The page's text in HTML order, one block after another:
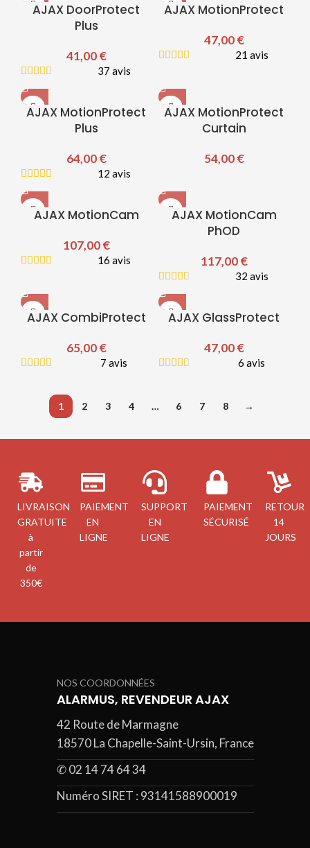
AJAX DoorProtect
Plus
41,00€
37 avis
AJAX MotionProtect
47,00€
21 avis
AJAX MotionProtect
Plus
64,00€
12 avis
AJAX MotionProtect
Curtain
54,00€
AJAX MotionCam
107,00€
16 avis
AJAX MotionCam
PhOD
117,00€
32 avis
AJAX CombiProtect
65,00€
7 avis
AJAX GlassProtect
47,00€
6 avis
1 2 3 4 … 6 7 8 →
LIVRAISON
GRATUITE
à
partir
de
350€
PAIEMENT
EN
LIGNE
SUPPORT
EN
LIGNE
PAIEMENT
SÉCURISÉ
RETOUR
14
JOURS
NOS COORDONNÉES
ALARMUS, REVENDEUR AJAX
42 Route de Marmagne
18570 La Chapelle-Saint-Ursin, France
✆ 02 14 74 64 34
Numéro SIRET : 93141588900019